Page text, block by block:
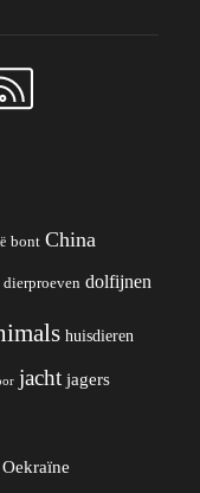
bont China
dierproeven dolfijnen
huisdieren
jacht jagers
Oekraïne